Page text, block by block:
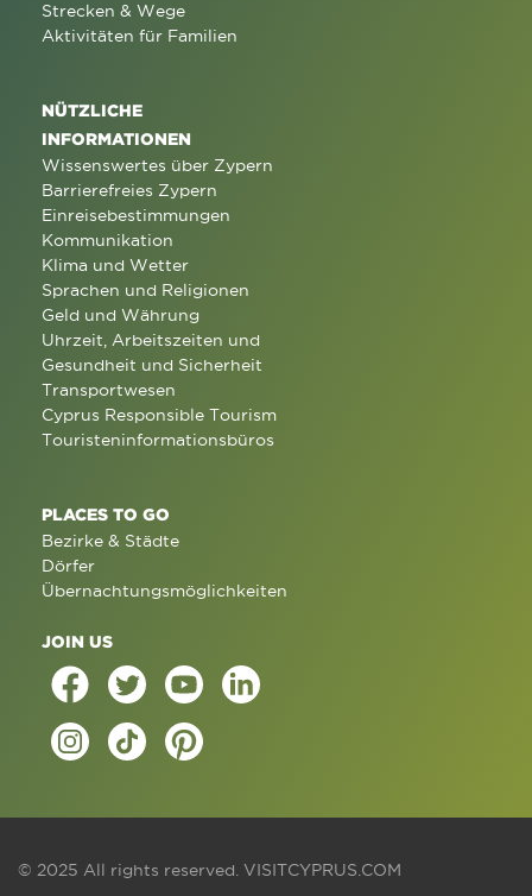
Strecken & Wege
Aktivitäten für Familien
NÜTZLICHE
INFORMATIONEN
Wissenswertes über Zypern
Barrierefreies Zypern
Einreisebestimmungen
Kommunikation
Klima und Wetter
Sprachen und Religionen
Geld und Währung
Uhrzeit, Arbeitszeiten und
Gesundheit und Sicherheit
Transportwesen
Cyprus Responsible Tourism
Touristeninformationsbüros
PLACES TO GO
Bezirke & Städte
Dörfer
Übernachtungsmöglichkeiten
JOIN US
© 2025 All rights reserved. VISITCYPRUS.COM